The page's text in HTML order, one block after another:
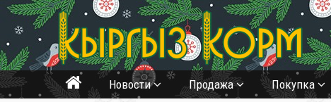
Новости Продажа Покупка